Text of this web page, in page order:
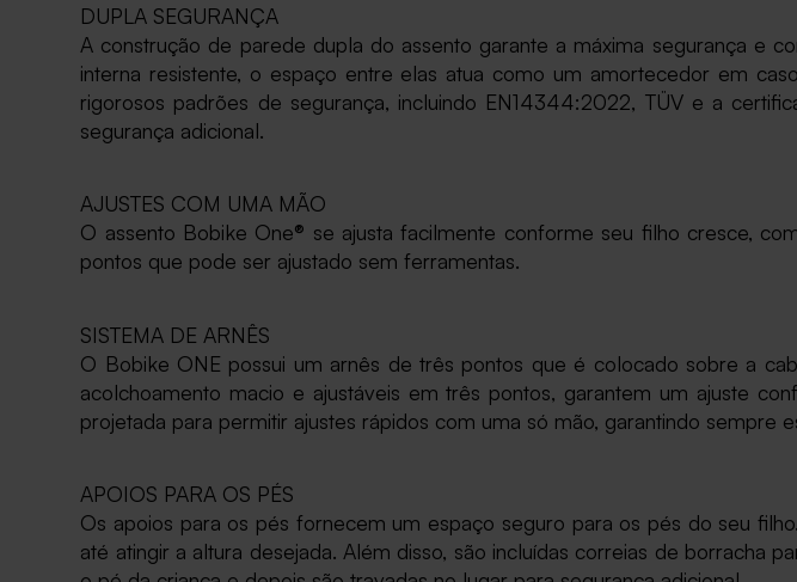
DUPLA SEGURANÇA
A construção de parede dupla do assento garante a máxima segurança e
interna resistente, o espaço entre elas atua como um amortecedor em
rigorosos padrões de segurança, incluindo EN14344:2022, TÜV e a
segurança adicional.
AJUSTES COM UMA MÃO
O assento Bobike One® se ajusta facilmente conforme seu filho cresce,
pontos que pode ser ajustado sem ferramentas.
SISTEMA DE ARNÊS
O Bobike ONE possui um arnês de três pontos que é colocado sobre a
acolchoamento macio e ajustáveis em três pontos, garantem um ajuste
projetada para permitir ajustes rápidos com uma só mão, garantindo sempre
APOIOS PARA OS PÉS
Os apoios para os pés fornecem um espaço seguro para os pés do seu
até atingir a altura desejada. Além disso, são incluídas correias de borracha